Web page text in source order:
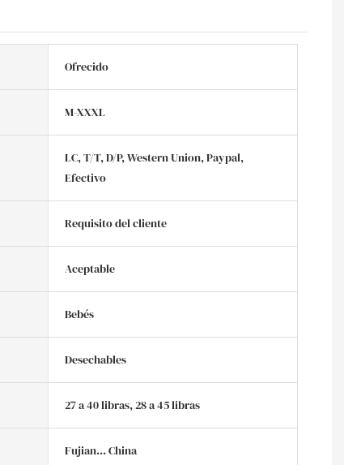
Ofrecido
M-XXXL
LC, T/T, D/P, Western Union, Paypal,
Efectivo
Requisito del cliente
Aceptable
Bebés
Desechables
27 a 40 libras, 28 a 45 libras
Fujian... China